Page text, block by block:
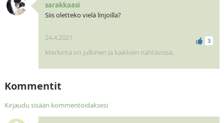
sarakkaasi
Siis oletteko vielä linjoilla?
3
24.4.2021
Merkintä on julkinen ja kaikkien nähtävissä.
Kommentit
Kirjaudu sisään kommentoidaksesi